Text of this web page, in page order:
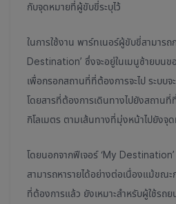
กับจุดหมายที่ผู้ขับขี่ระบุไว้
ในการใช้งาน พาร์ทเนอร์ผู้ขับขี่สามารถ
Destination’ ซึ่งจะอยู่ในเมนูซ้ายบน
เพื่อกรอกสถานที่ที่ต้องการจะไป ระบบจ
โดยสารที่ต้องการเดินทางไปยังสถานที่
กิโลเมตร ตามเส้นทางที่มุ่งหน้าไปยังจุ
โดยนอกจากฟีเจอร์ ‘My
สามารถหารายได้อย่างต่อเนื่องแม้ขณ
ที่ต้องการแล้ว ยังเหมาะสำหรับผู้ใช้รถ